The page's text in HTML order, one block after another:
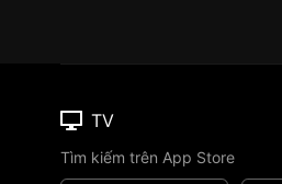
TV
Tìm kiếm trên App Store